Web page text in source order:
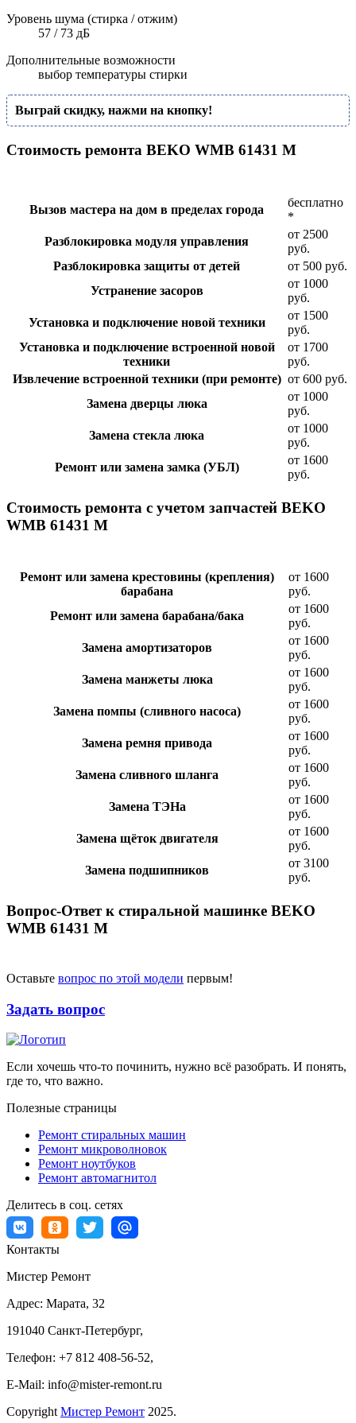
Уровень шума (стирка / отжим)
57 / 73 дБ
Дополнительные возможности
выбор температуры стирки
Выграй скидку, нажми на кнопку!
Стоимость ремонта BEKO WMB 61431 M
Вызов мастера на дом в пределах города
бесплатно
*
Разблокировка модуля управления
от 2500
руб.
Разблокировка защиты от детей
от 500 руб.
Устранение засоров
от 1000
руб.
Установка и подключение новой техники
от 1500
руб.
Установка и подключение встроенной новой
техники
от 1700
руб.
Извлечение встроенной техники (при ремонте) от 600 руб.
Замена дверцы люка
от 1000
руб.
Замена стекла люка
от 1000
руб.
Ремонт или замена замка (УБЛ)
от 1600
руб.
Стоимость ремонта с учетом запчастей BEKO
WMB 61431 M
Ремонт или замена крестовины (крепления)
барабана
от 1600
руб.
Ремонт или замена барабана/бака
от 1600
руб.
Замена амортизаторов
от 1600
руб.
Замена манжеты люка
от 1600
руб.
Замена помпы (сливного насоса)
от 1600
руб.
Замена ремня привода
от 1600
руб.
Замена сливного шланга
от 1600
руб.
Замена ТЭНа
от 1600
руб.
Замена щёток двигателя
от 1600
руб.
Замена подшипников
от 3100
руб.
Вопрос-Ответ к стиральной машинке BEKO
WMB 61431 M
Оставьте вопрос по этой модели первым!
Задать вопрос
Если хочешь что-то починить, нужно всё разобрать. И понять,
где то, что важно.
Полезные страницы
Ремонт стиральных машин
Ремонт микроволновок
Ремонт ноутбуков
Ремонт автомагнитол
Делитесь в соц. сетях
Контакты
Мистер Ремонт
Адрес: Марата, 32
191040 Санкт-Петербург,
Телефон: +7 812 408-56-52,
E-Mail: info@mister-remont.ru
Copyright Мистер Ремонт 2025.